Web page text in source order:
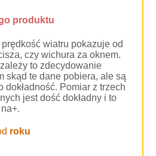
produktu
wiatru pokazuje od
czy wichura za oknem.
to zdecydowanie
skąd te dane pobiera, ale są
dokładność. Pomiar z trzech
jest dość dokładny i to
roku